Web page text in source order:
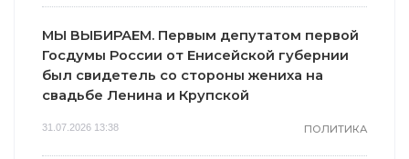
МЫ ВЫБИРАЕМ. Первым депутатом первой
Госдумы России от Енисейской губернии
был свидетель со стороны жениха на
свадьбе Ленина и Крупской
31.07.2026 13:38 ПОЛИТИКА